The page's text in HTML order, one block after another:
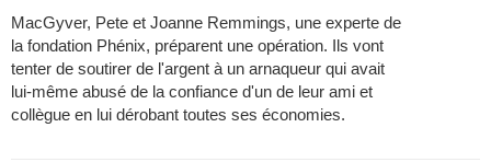
MacGyver, Pete et Joanne Remmings, une experte de
la fondation Phénix, préparent une opération. Ils vont
tenter de soutirer de l'argent à un arnaqueur qui avait
lui-même abusé de la confiance d'un de leur ami et
collègue en lui dérobant toutes ses économies.